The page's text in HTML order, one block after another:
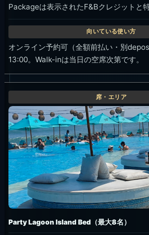
Packageは表示されたF&Bクレジットと
オンライン予約可（全額前払い・別
13:00。Walk-inは当日の空席次第です。
Party Lagoon Island Bed（最大8名）